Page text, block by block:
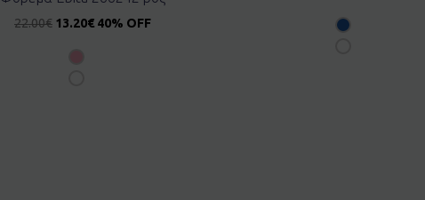
22.00€ 13.20€ 40% OFF